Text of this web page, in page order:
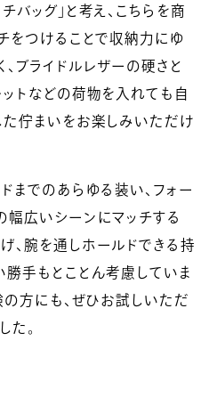
バッグ」と考え、こちらを商
をつけることで収納力にゆ
ブライドルレザーの硬さと
ットなどの荷物を入れても自
た佇まいをお楽しみいただけ
までのあらゆる装い、フォー
幅広いシーンにマッチする
、腕を通しホールドできる持
勝手もとことん考慮していま
の方にも、ぜひお試しいただ
た。